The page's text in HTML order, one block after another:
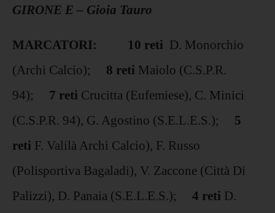
GIRONE E – Gioia Tauro
MARCATORI: 10 reti D. Monorchio
(Archi Calcio); 8 reti Maiolo (C.S.P.R.
94); 7 reti Crucitta (Eufemiese), C. Minici
(C.S.P.R. 94), G. Agostino (S.E.L.E.S.); 5
reti F. Valilà Archi Calcio), F. Russo
(Polisportiva Bagaladi), V. Zaccone (Città Di
Palizzi), D. Panaia (S.E.L.E.S.); 4 reti D.